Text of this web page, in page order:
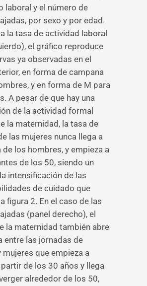
laboral y el número de
por sexo y por edad.
la tasa de actividad laboral
el gráfico reproduce
ya observadas en el
en forma de campana
y en forma de M para
A pesar de que hay una
de la actividad formal
la maternidad, la tasa de
las mujeres nunca llega a
de los hombres, y empieza a
de los 50, siendo un
intensificación de las
de cuidado que
figura 2. En el caso de las
(panel derecho), el
la maternidad también abre
entre las jornadas de
mujeres que empieza a
de los 30 años y llega
alrededor de los 50,